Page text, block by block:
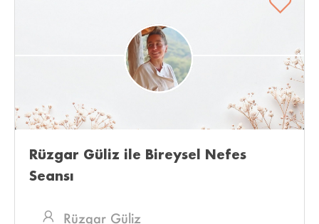
Rüzgar Güliz ile Bireysel Nefes
Seansı
Rüzgar Güliz